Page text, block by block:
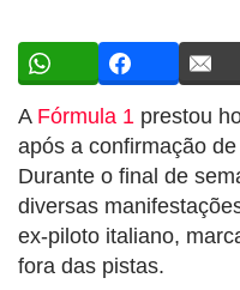
A Fórmula 1 prestou
após a confirmação
Durante o final de
diversas
ex-piloto italiano,
fora das pistas.